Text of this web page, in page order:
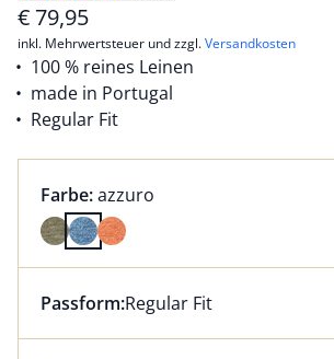
€ 79,95
inkl. Mehrwertsteuer und zzgl.Versandkosten
100 % reines Leinen
made in Portugal
Regular Fit
Farbauswahl:
Farbe:aktuell ausgewählt:
azzuro
Farbe azzuro ausgewählt
Dieser Artikel hat die Passform
Passform:Regular Fit